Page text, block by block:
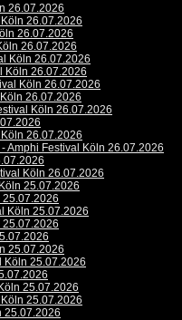
26.07.2026
26.07.2026
26.07.2026
26.07.2026
Köln 26.07.2026
Köln 26.07.2026
Köln 26.07.2026
26.07.2026
Köln 26.07.2026
26.07.2026
Amphi Festival Köln 26.07.2026
Köln 26.07.2026
25.07.2026
25.07.2026
Köln 25.07.2026
25.07.2026
25.07.2026
Köln 25.07.2026
25.07.2026
25.07.2026
25.07.2026